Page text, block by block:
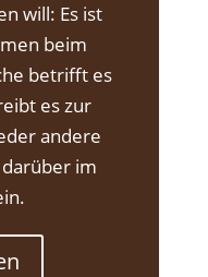
will: Es ist
beim
betrifft es
es zur
andere
im